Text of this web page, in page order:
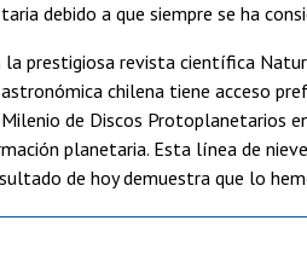
debido a que siempre se ha
prestigiosa revista científica
chilena tiene acceso
de Discos Protoplanetarios
planetaria. Esta línea de
de hoy demuestra que lo